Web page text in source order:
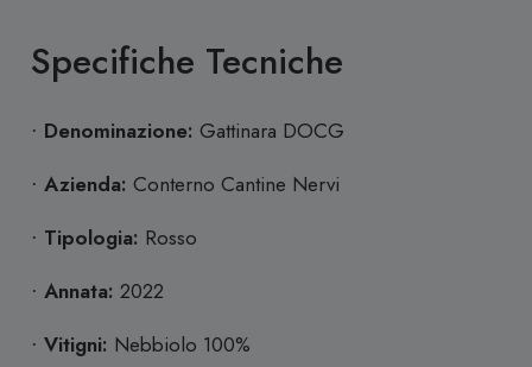
Specifiche Tecniche
· Denominazione: Gattinara DOCG
· Azienda: Conterno Cantine Nervi
· Tipologia: Rosso
· Annata: 2022
· Vitigni: Nebbiolo 100%